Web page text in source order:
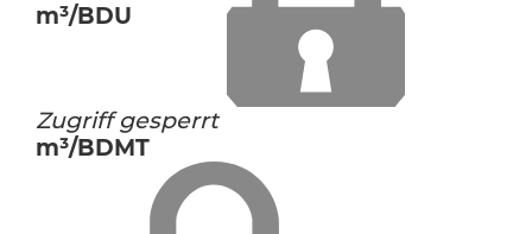
m³/BDU
Zugriff gesperrt
m³/BDMT